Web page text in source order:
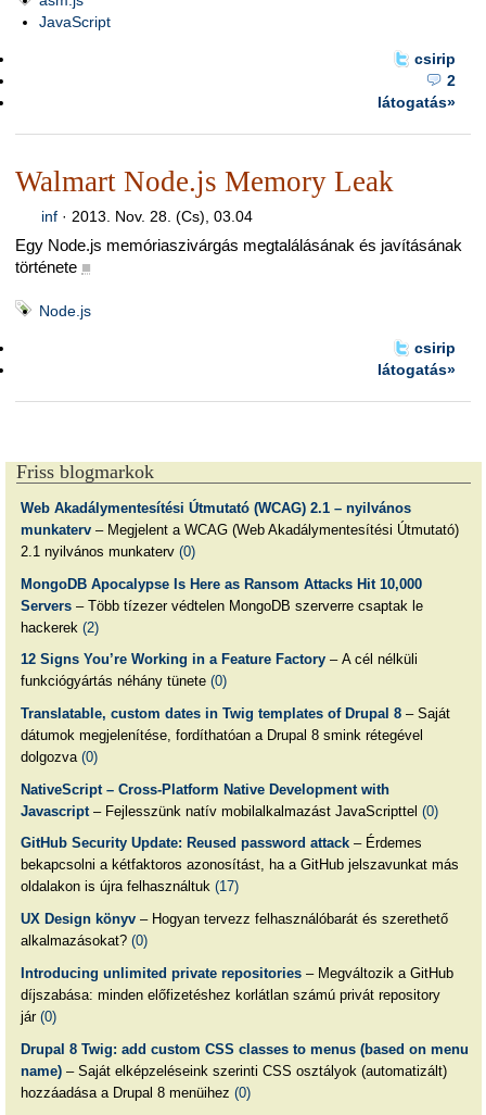
JavaScript
csirip
2
látogatás»
Walmart Node.js Memory Leak
inf· 2013. Nov. 28. (Cs), 03.04
Egy Node.js memóriaszivárgás megtalálásának és javításának
története ■
Node.js
csirip
látogatás»
Friss blogmarkok
Web Akadálymentesítési Útmutató (WCAG) 2.1 – nyilvános
munkaterv– Megjelent a WCAG (Web Akadálymentesítési Útmutató)
2.1 nyilvános munkaterv (0)
MongoDB Apocalypse Is Here as Ransom Attacks Hit 10,000
Servers– Több tízezer védtelen MongoDB szerverre csaptak le
hackerek (2)
12 Signs You’re Working in a Feature Factory– A cél nélküli
funkciógyártás néhány tünete (0)
Translatable, custom dates in Twig templates of Drupal 8– Saját
dátumok megjelenítése, fordíthatóan a Drupal 8 smink rétegével
dolgozva (0)
NativeScript – Cross-Platform Native Development with
Javascript– Fejlesszünk natív mobilalkalmazást JavaScripttel (0)
GitHub Security Update: Reused password attack– Érdemes
bekapcsolni a kétfaktoros azonosítást, ha a GitHub jelszavunkat más
oldalakon is újra felhasználtuk (17)
UX Design könyv– Hogyan tervezz felhasználóbarát és szerethető
alkalmazásokat? (0)
Introducing unlimited private repositories– Megváltozik a GitHub
díjszabása: minden előfizetéshez korlátlan számú privát repository
jár (0)
Drupal 8 Twig: add custom CSS classes to menus (based on menu
name)– Saját elképzeléseink szerinti CSS osztályok (automatizált)
hozzáadása a Drupal 8 menüihez (0)